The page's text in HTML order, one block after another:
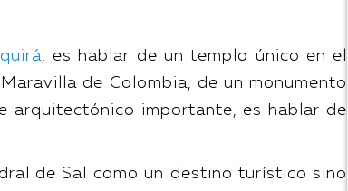
, es hablar de un templo único en el
de Colombia, de un monumento
arquitectónico importante, es hablar de
de Sal como un destino turístico sino